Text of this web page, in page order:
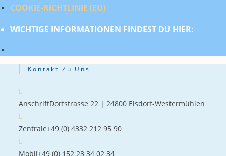
COOKIE-RICHTLINIE (EU)
WICHTIGE INFORMATIONEN FINDEST DU HIER:
Kontakt Zu Uns
AnschriftDorfstrasse 22 | 24800 Elsdorf-Westermühlen
Zentrale+49 (0) 4332 212 95 90
Mobil+49 (0) 152 23 34 02 34